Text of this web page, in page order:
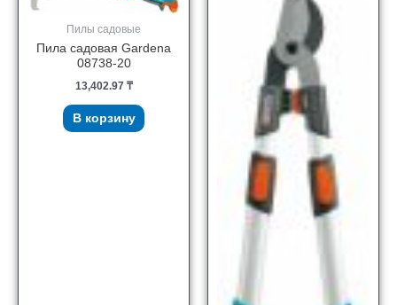
Пилы садовые
Пила садовая Gardena
08738-20
13,402.97 ₸
В корзину